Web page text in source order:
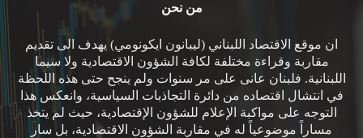
من نحن
ان موقع الاقتصاد اللبناني (ليبانون ايكونومي) يهدف الى تقديم
مقاربة وقراءة مختلفة لكافة الشؤون الاقتصادية ولا سيما
اللبنانية. فلبنان عانى على مر سنوات ولم ينجح حتى هذه اللحظة
في انتشال اقتصاده من دائرة التجاذبات السياسية، وانعكس هذا
التوجه على مواكبة الإعلام للشؤون الإقتصادية، حيث لم يتخذ
مساراً موضوعياً له في مقاربة الشؤون الاقتصادية، بل سار